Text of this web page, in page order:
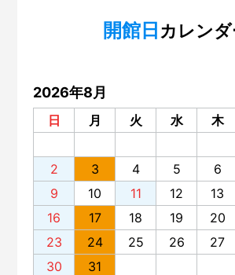
第142回 ミニ企画「積み木のルーツ
第141回 プラネタリウム「夜空の宝石
第140回 いろいろな楽器のグループ分け
第139回 サイエンスショー「電池が
第138回 プラネタリウム「星空歴史秘
第137回 プラネタリウム「木星と土星
第136回 「蜃気楼（しんきろう）」を
第135回 プラネタリウム「宇宙ヒスト
原子の旅～」
開館日 カレンダ
2026年8月
日 月 火 水 木
2
3 4 5 6
9
10 11 12 13
16
17 18 19 20
23
24 25 26 27
30
31